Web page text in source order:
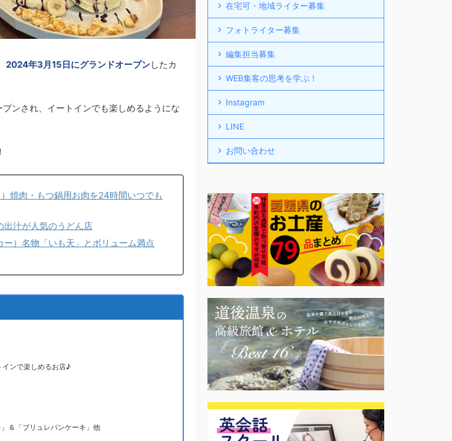
2024年3月15日にグランドオープンしたカ
ンされ、イートインでも楽しめるようにな
焼肉・もつ鍋用お肉を24時間いつでも
出汁が人気のうどん店
）名物「いも天」とボリューム満点
ンで楽しめるお店♪
＆「ブリュレパンケーキ」他
在宅可・地域ライター募集
フォトライター募集
編集担当募集
WEB集客の思考を学ぶ！
Instagram
LINE
お問い合わせ